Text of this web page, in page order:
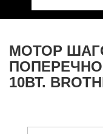
МОТОР
10ВТ.